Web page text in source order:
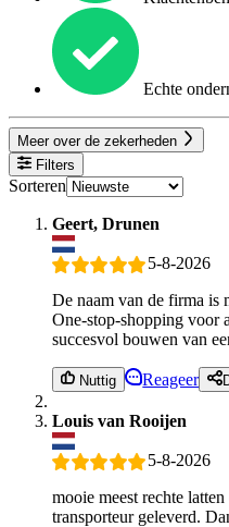
Echte
Meer over de zekerheden
Filters
Sorteren
Geert, Drunen
5-8-2026
De naam van de firma
One-stop-shopping voor
succesvol bouwen van
Nuttig Reageer
Louis van Rooijen
5-8-2026
mooie meest rechte
transporteur geleverd.